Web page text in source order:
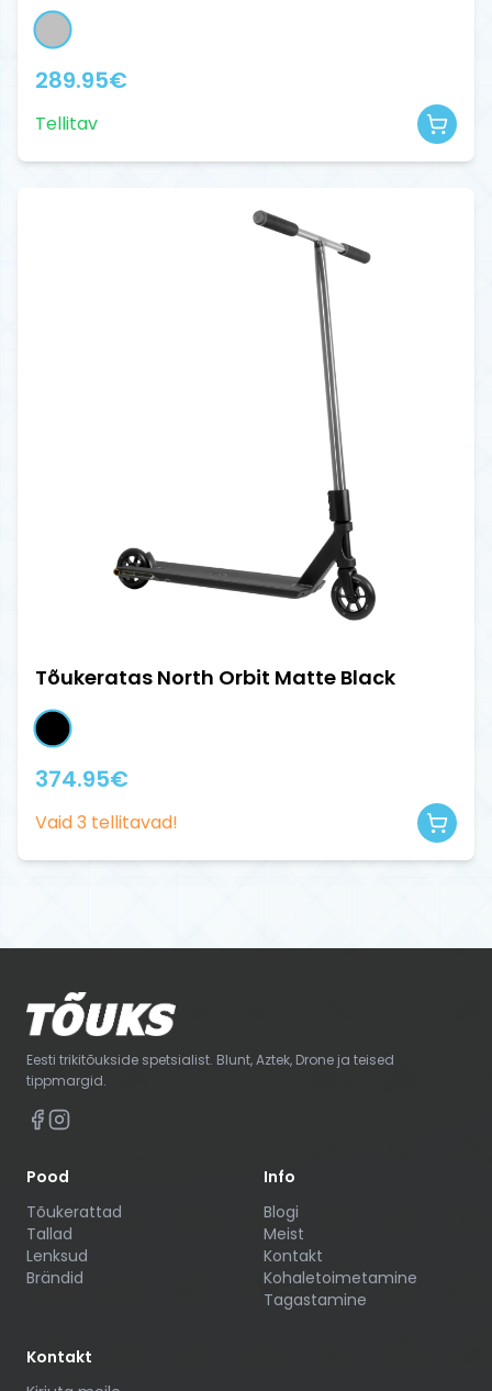
289.95€
Tellitav
Tõukeratas North Orbit Matte Black
374.95€
Vaid3 tellitavad!
Eesti trikitõukside spetsialist. Blunt, Aztek, Drone ja teised
tippmargid.
Pood
Tõukerattad
Tallad
Lenksud
Brändid
Info
Blogi
Meist
Kontakt
Kohaletoimetamine
Tagastamine
Kontakt